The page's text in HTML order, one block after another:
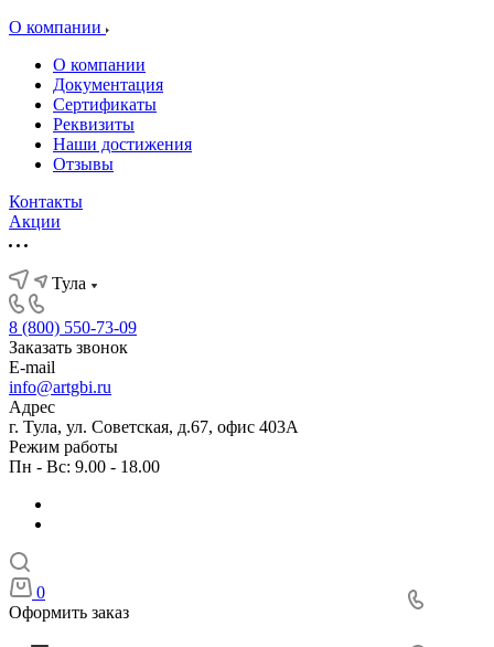
О компании
О компании
Документация
Сертификаты
Реквизиты
Наши достижения
Отзывы
Контакты
Акции
Тула
8 (800) 550-73-09
Заказать звонок
E-mail
info@artgbi.ru
Адрес
г. Тула, ул. Советская, д.67, офис 403А
Режим работы
Пн - Вс: 9.00 - 18.00
0
Оформить заказ